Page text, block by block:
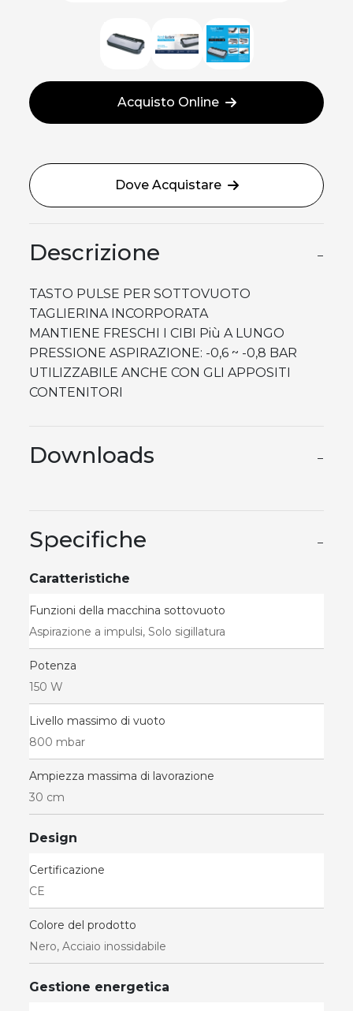
Acquisto Online
Dove Acquistare
Descrizione −
TASTO PULSE PER SOTTOVUOTO
TAGLIERINA INCORPORATA
MANTIENE FRESCHI I CIBI Più A LUNGO
PRESSIONE ASPIRAZIONE: -0,6 ~ -0,8 BAR
UTILIZZABILE ANCHE CON GLI APPOSITI
CONTENITORI
Downloads −
Specifiche −
Caratteristiche
Funzioni della macchina sottovuoto
Aspirazione a impulsi, Solo sigillatura
Potenza
150 W
Livello massimo di vuoto
800 mbar
Ampiezza massima di lavorazione
30 cm
Design
Certificazione
CE
Colore del prodotto
Nero, Acciaio inossidabile
Gestione energetica